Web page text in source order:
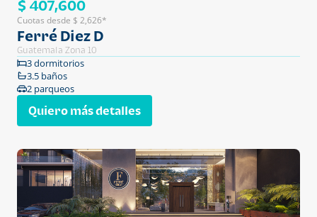
$ 407,600
Cuotas desde $ 2,626*
Ferré Diez D
Guatemala Zona 10
3 dormitorios
3.5 baños
2 parqueos
Quiero más detalles